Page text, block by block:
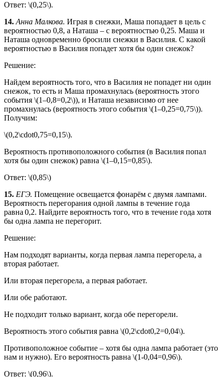
Ответ: \(0,25\).
14. Анна Малкова. Играя в снежки, Маша попадает в цель с
вероятностью 0,8, а Наташа – с вероятностью 0,25. Маша и
Наташа одновременно бросили снежки в Василия. С какой
вероятностью в Василия попадет хотя бы один снежок?
Решение:
Найдем вероятность того, что в Василия не попадет ни один
снежок, то есть и Маша промахнулась (вероятность этого
события \(1–0,8=0,2\)), и Наташа независимо от нее
промахнулась (вероятность этого события \(1–0,25=0,75\)).
Получим:
\(0,2\cdot0,75=0,15\).
Вероятность противоположного события (в Василия попал
хотя бы один снежок) равна \(1–0,15=0,85\).
Ответ: \(0,85\)
15. ЕГЭ. Помещение освещается фонарём с двумя лампами.
Вероятность перегорания одной лампы в течение года
равна 0,2. Найдите вероятность того, что в течение года хотя
бы одна лампа не перегорит.
Решение:
Нам подходят варианты, когда первая лампа перегорела, а
вторая работает.
Или вторая перегорела, а первая работает.
Или обе работают.
Не подходит только вариант, когда обе перегорели.
Вероятность этого события равна \(0,2\cdot0,2=0,04\).
Противоположное событие – хотя бы одна лампа работает (это
нам и нужно). Его вероятность равна \(1-0,04=0,96\).
Ответ: \(0,96\).